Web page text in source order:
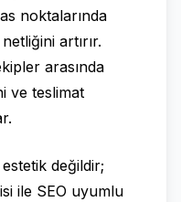
noktalarında
artırır.
arasında
ve teslimat
estetik değildir;
ile SEO uyumlu